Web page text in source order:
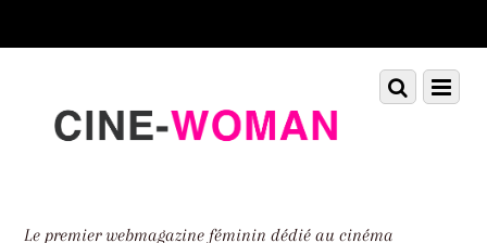
down
Le premier webmagazine féminin dédié au cinéma
Menu
Scroll
down